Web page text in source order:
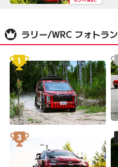
ラリー/WRC フォトラ